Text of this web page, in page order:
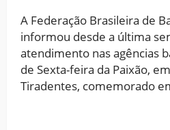
A Federação Brasileira de
informou desde a última
atendimento nas agências
de Sexta-feira da Paixão,
Tiradentes, comemorado